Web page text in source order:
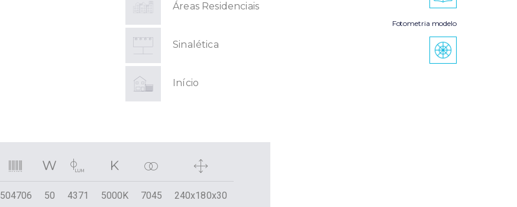
Áreas Residenciais
Sinalética
Início
Fotometria modelo
504706 50 4371 5000K 7045 240x180x30